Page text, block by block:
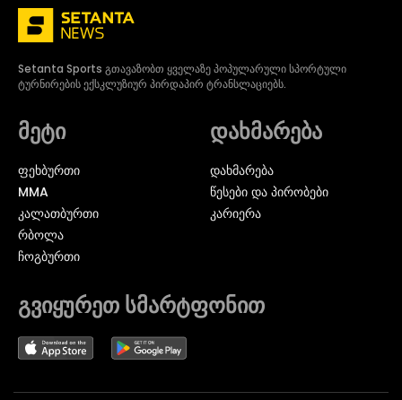
Setanta Sports გთავაზობთ ყველაზე პოპულარული სპორტული
ტურნირების ექსკლუზიურ პირდაპირ ტრანსლაციებს.
მეტი
ᲤᲔᲮᲑᲣᲠᲗᲘ
MMA
ᲙᲐᲚᲐᲗᲑᲣᲠᲗᲘ
ᲠᲑᲝᲚᲐ
ᲩᲝᲒᲑᲣᲠᲗᲘ
დახმარება
დახმარება
წესები და პირობები
კარიერა
გვიყურეთ სმარტფონით